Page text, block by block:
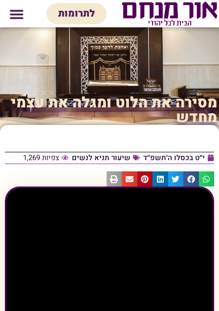
לתוכן
לתרומות
מסירה את הלוט ומגלה את עצמי
מחדש
י״ט בכסלו ה׳תשפ״ד שיעור תניא לנשים צפיות 1,269